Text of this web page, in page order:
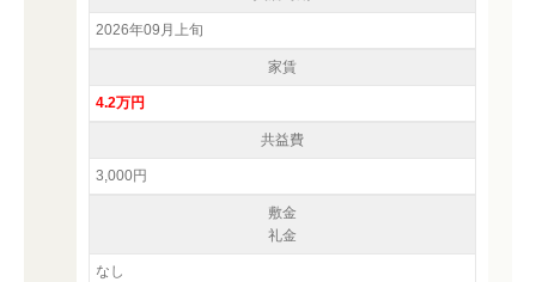
2026年09月上旬
家賃
4.2万円
共益費
3,000円
敷金
礼金
なし